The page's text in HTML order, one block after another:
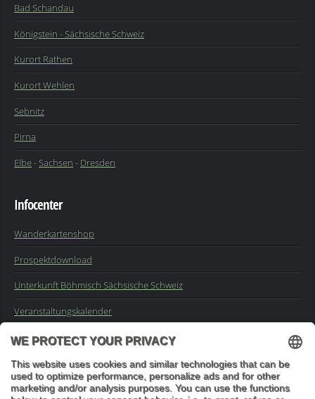
Bad Schandau
Königstein - Sächsische Schweiz
Kurort Rathen
Kurort Wehlen
Sebnitz
Pirna
Elbe-Sachsen - Dresden
Infocenter
Wanderkartenshop
Prospektdownload
Unterkunft Böhmisch Sächsische Schweiz
Veranstaltungskalender
Impressum